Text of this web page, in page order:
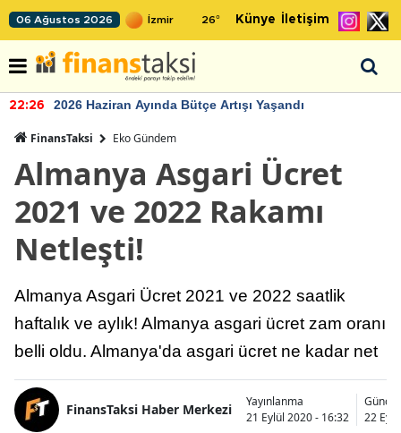
06 Ağustos 2026 26° Künye İletişim
22:26 2026 Haziran Ayında Bütçe Artışı Yaşandı
FinansTaksi Eko Gündem
Almanya Asgari Ücret
2021 ve 2022 Rakamı
Netleşti!
Almanya Asgari Ücret 2021 ve 2022 saatlik
haftalık ve aylık! Almanya asgari ücret zam oranı
belli oldu. Almanya'da asgari ücret ne kadar net
FinansTaksi Haber Merkezi
Yayınlanma
21 Eylül 2020 - 16:32
22